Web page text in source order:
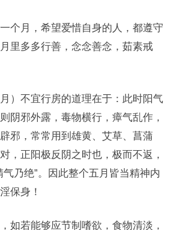
个月，希望爱惜自身的人，都遵守
里多多行善，念念善念，茹素戒
）不宜行房的道理在于：此时阳气
阴邪外露，毒物横行，瘴气乱作，
邪，常常用到雄黄、艾草、菖蒲
，正阳极反阴之时也，极而不返，
气乃绝”。因此整个五月皆当精神内
保身！
如若能够应节制嗜欲，食物清淡，